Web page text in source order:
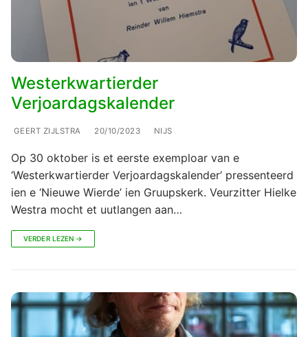
Westerkwartierder
Verjoardagskalender
GEERT ZIJLSTRA 20/10/2023 NIJS
Op 30 oktober is et eerste exemploar van e
‘Westerkwartierder Verjoardagskalender’ pressenteerd
ien e ‘Nieuwe Wierde’ ien Gruupskerk. Veurzitter Hielke
Westra mocht et uutlangen aan…
VERDER LEZEN →